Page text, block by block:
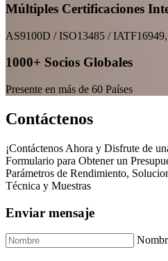
Múltiples Certificaciones
AS9100D / ISO13485 / IATF16949,
1000+ Socios Globales
Presente en más de 60 Países
Contáctenos
¡Contáctenos Ahora y Disfrute de
Formulario para Obtener un
Parámetros de Rendimiento,
Técnica y Muestras
Enviar mensaje